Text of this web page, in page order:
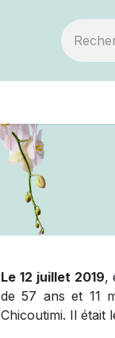
Le 12 juillet 2019,
de 57 ans et 11
Chicoutimi. Il était